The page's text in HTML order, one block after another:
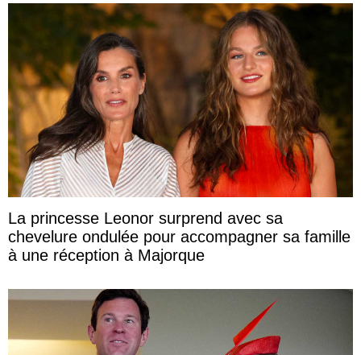
La princesse Leonor surprend avec sa
chevelure ondulée pour accompagner sa famille
à une réception à Majorque